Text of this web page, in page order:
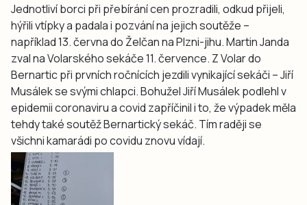
Jednotliví borci při přebírání cen prozradili, odkud přijeli,
hýřili vtípky a padala i pozvání na jejich soutěže –
například 13. června do Želčan na Plzni-jihu. Martin Janda
zval na Volarského sekáče 11. července. Z Volar do
Bernartic při prvních ročnících jezdili vynikající sekáči – Jiří
Musálek se svými chlapci. Bohužel Jiří Musálek podlehl v
epidemii coronaviru a covid zapříčinil i to, že výpadek měla
tehdy také soutěž Bernartický sekáč. Tím raději se
všichni kamarádi po covidu znovu vídají.